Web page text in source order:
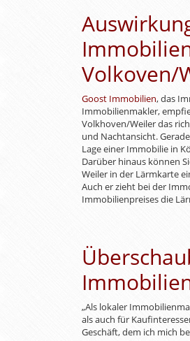
Volkoven/
Goost Immobilien, das
Immobilienmakler,
Volkhoven/Weiler das
und Nachtansicht.
Lage einer Immobilie in
Darüber hinaus können
Weiler in der Lärmkarte
Auch er zieht bei der
Immobilienpreises die
„Als lokaler
als auch für
Geschäft, dem ich mich